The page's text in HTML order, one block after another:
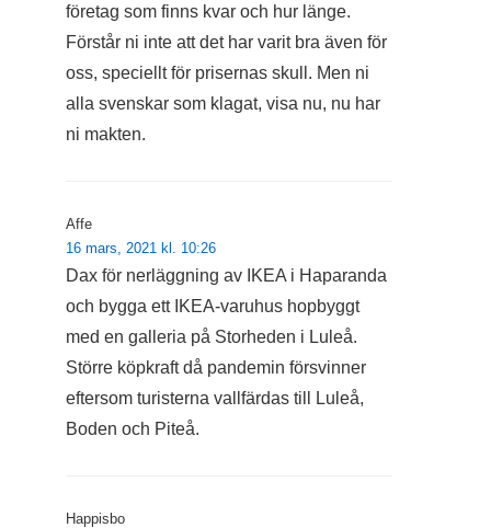
företag som finns kvar och hur länge.
Förstår ni inte att det har varit bra även för
oss, speciellt för prisernas skull. Men ni
alla svenskar som klagat, visa nu, nu har
ni makten.
Affe
16 mars, 2021 kl. 10:26
Dax för nerläggning av IKEA i Haparanda
och bygga ett IKEA-varuhus hopbyggt
med en galleria på Storheden i Luleå.
Större köpkraft då pandemin försvinner
eftersom turisterna vallfärdas till Luleå,
Boden och Piteå.
Happisbo